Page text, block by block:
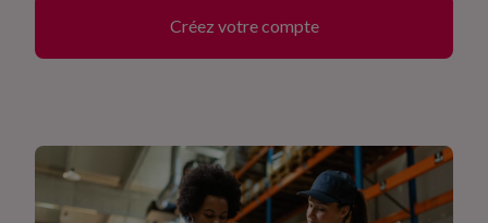
Créez votre compte